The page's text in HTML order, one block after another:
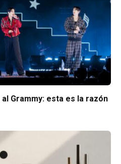
Grammy: esta es la razón